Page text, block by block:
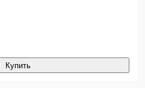
Купить